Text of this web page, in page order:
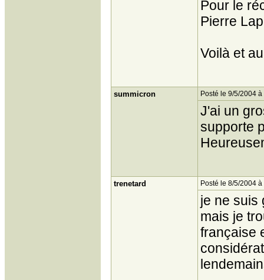
Pour le
Pierre
Voilà et
summicron Posté le 9/5/2004 à
J'ai un
supporte
trenetard Posté le 8/5/2004
je ne suis
mais je
française